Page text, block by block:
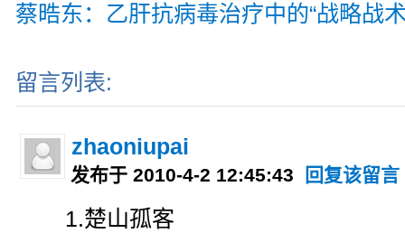
蔡晧东：乙肝抗病毒治疗中的“战略战
留言列表:
zhaoniupai
发布于 2010-4-2 12:45:43 回复该留言
1.楚山孤客